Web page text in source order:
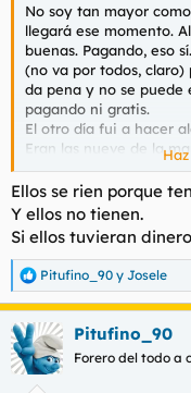
No soy tan mayor
llegará ese momento.
buenas. Pagando, eso
(no va por todos,
da pena y no se puede
pagando ni gratis.
El otro día fui a hacer
Eran las nueve de la
unos tipos desaseados
Don Simón. Como soy
cara, lo sé) les
(les dije) que no estéis
horas? Fue un exceso
estaban bebiendo sino
pagaban para
un par de foreros pero
nombre de matemático
tabernas de Donosti
cuando unos sintecho
reflexión habría que
Ellos se rien porque
Y ellos no tienen.
Si ellos tuvieran
R
e
c
c
i
Pitufino_90 y Josele
Pitufino_90
Forero del todo a